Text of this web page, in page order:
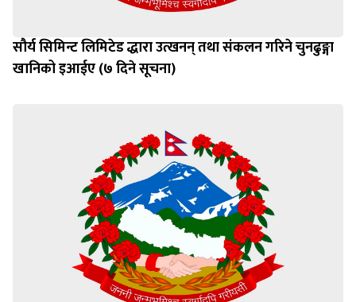
सौर्य सिमिन्ट लिमिटेड द्धारा उत्खनन् तथा संकलन गरिने चुनढुङ्गा
खानिको इआईए (७ दिने सूचना)